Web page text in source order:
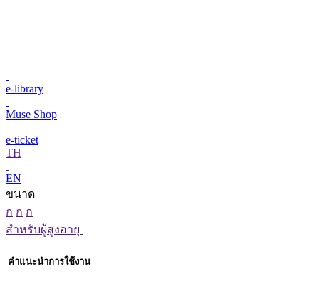
e-library
Muse Shop
e-ticket
TH
EN
ขนาด
ก ก ก
สำหรับผู้สูงอายุ
คำแนะนำการใช้งาน